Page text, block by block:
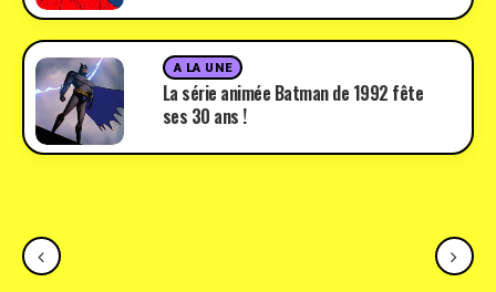
A LA UNE
La série animée Batman de 1992 fête
ses 30 ans !